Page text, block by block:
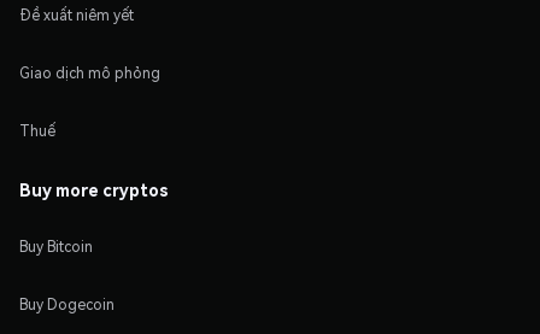
Đề xuất niêm yết
Giao dịch mô phỏng
Thuế
Buy more cryptos
Buy Bitcoin
Buy Dogecoin